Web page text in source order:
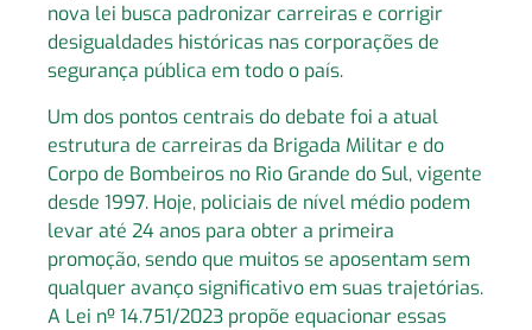
nova lei busca padronizar carreiras e corrigir
desigualdades históricas nas corporações de
segurança pública em todo o país.
Um dos pontos centrais do debate foi a atual
estrutura de carreiras da Brigada Militar e do
Corpo de Bombeiros no Rio Grande do Sul, vigente
desde 1997. Hoje, policiais de nível médio podem
levar até 24 anos para obter a primeira
promoção, sendo que muitos se aposentam sem
qualquer avanço significativo em suas trajetórias.
A Lei nº 14.751/2023 propõe equacionar essas